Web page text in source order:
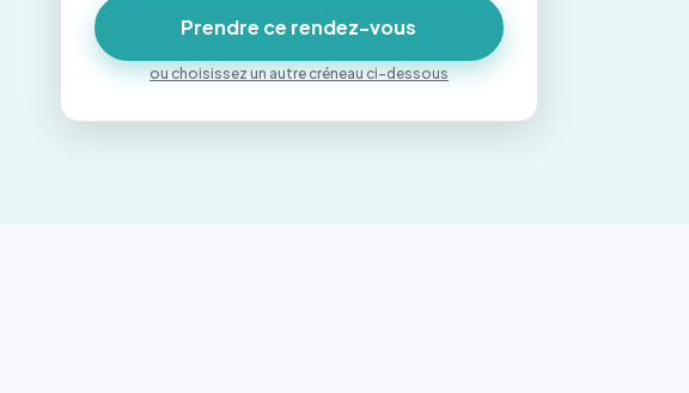
Prendre ce rendez-vous
ou choisissez un autre créneau ci-dessous